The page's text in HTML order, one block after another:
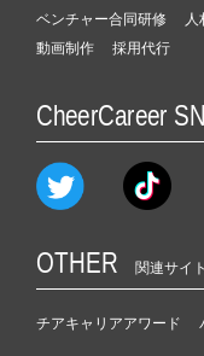
ベンチャー合同研修
動画制作
採用代行
CheerCareer
OTHER 関連サイト
チアキャリアアワード